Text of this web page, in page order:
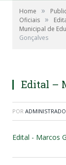
Home »
Oficiais »
Municipal de
Gonçalves
Edital –
POR
Edital - Marcos